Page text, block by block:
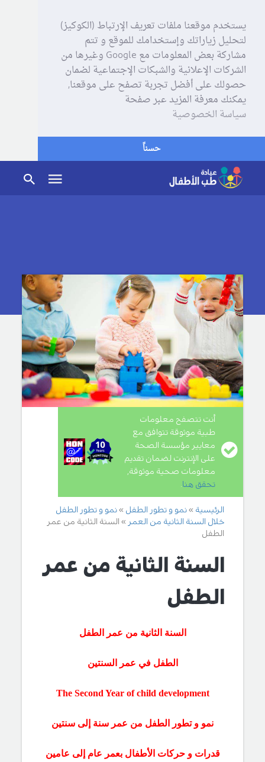
يستخدم موقعنا ملفات تعريف الإرتباط (الكوكيز)
لتحليل زياراتك وإستخدامك للموقع و تتم
مشاركة بعض المعلومات مع Google وغيرها من
الشركات الإعلانية والشبكات الإجتماعية لضمان
حصولك على أفضل تجربة تصفح على موقعنا,
يمكنك معرفة المزيد عبر صفحة
سياسة الخصوصية
حسناً
أنت تتصفح معلومات
طبية موثوقة تتوافق مع
معايير مؤسسة الصحة
على الإنترنت لضمان تقديم
معلومات صحية موثوقة,
تحقق هنا.
الرئيسية نمو و تطور الطفل
نمو و تطور الطفل
خلال السنة الثانية من العمر
السنة الثانية من عمر
الطفل
السنة الثانية من عمر
الطفل
السنة الثانية من عمر الطفل
الطفل في عمر السنتين
The Second Year of child development
نمو و تطور الطفل من عمر سنة إلى سنتين
قدرات و حركات الأطفال بعمر عام إلى عامين